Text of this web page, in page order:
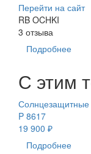
Перейти на сайт
RB OCHKI
3 отзыва
Подробнее
С этим
Солнцезащитные
P 8617
19 900 ₽
Подробнее